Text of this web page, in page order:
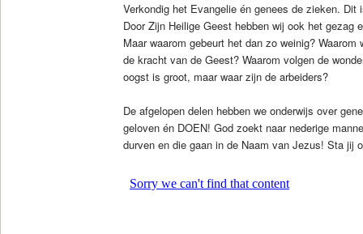
Verkondig het Evangelie én genees de zieken.
Door Zijn Heilige Geest hebben wij ook het gezag
Maar waarom gebeurt het dan zo weinig?
de kracht van de Geest? Waarom volgen de
oogst is groot, maar waar zijn de arbeiders?
De afgelopen delen hebben we onderwijs over
geloven én DOEN! God zoekt naar nederige
durven en die gaan in de Naam van Jezus! Sta jij